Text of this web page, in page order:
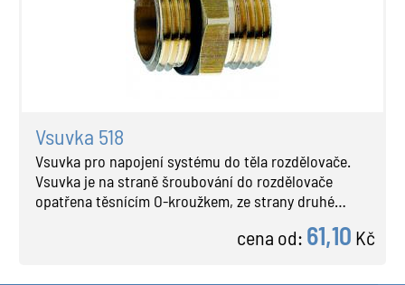
Vsuvka 518
Vsuvka pro napojení systému do těla rozdělovače.
Vsuvka je na straně šroubování do rozdělovače
opatřena těsnícím O-kroužkem, ze strany druhé…
cena od: 61,10 Kč